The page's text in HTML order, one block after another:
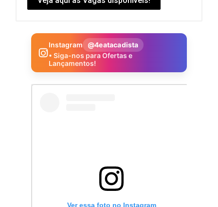
Instagram
@4eatacadista
• Siga-nos para Ofertas e
Lançamentos!
Ver essa foto no Instagram